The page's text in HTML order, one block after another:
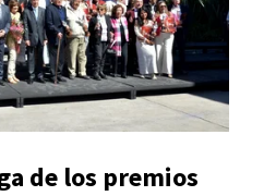
de los premios